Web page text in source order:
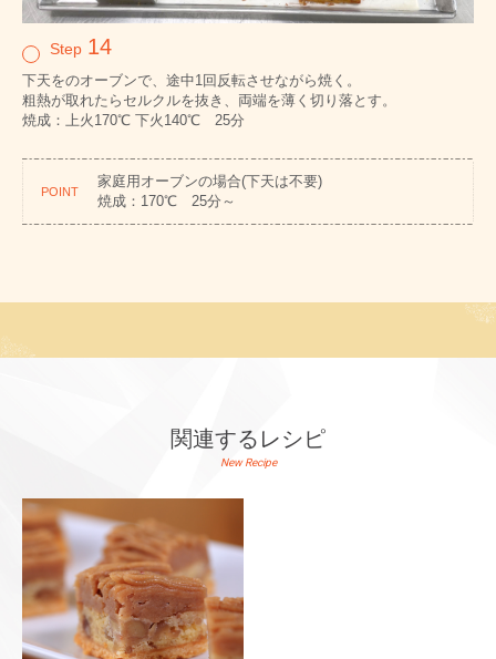
Step 14
下天をのオーブンで、途中1回反転させながら焼く。
粗熱が取れたらセルクルを抜き、両端を薄く切り落とす。
焼成：上火170℃ 下火140℃ 25分
POINT
家庭用オーブンの場合(下天は不要)
焼成：170℃ 25分～
関連するレシピ
New Recipe